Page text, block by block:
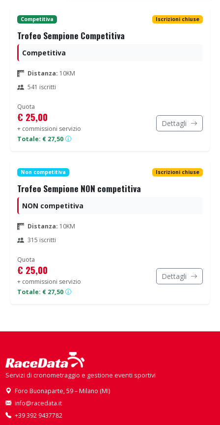
Competitiva Iscrizioni chiuse
Trofeo Sempione Competitiva
Competitiva
Distanza: 10KM
541 iscritti
Quota
€ 25,00
+ commissioni servizio
Totale: € 27,50
Dettagli
Non competitiva Iscrizioni chiuse
Trofeo Sempione NON competitiva
NON competitiva
Distanza: 10KM
315 iscritti
Quota
€ 25,00
+ commissioni servizio
Totale: € 27,50
Dettagli
Servizi di cronometraggio e gestione eventi sportivi
Foro Buonaparte, 59 – Milano (MI)
info@racedata.it
+39 392 9437782